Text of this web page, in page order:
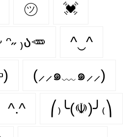
㋡ 💓
ᵔ˶ ₎ა🥕 ^‿^
(⸝⸝๑﹏๑⸝⸝)
^.^ ⎛₎╰(☫)╯₍⎞